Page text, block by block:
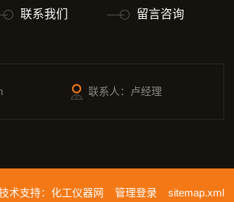
联系我们 留言咨询
联系人：卢经理
术支持： 化工仪器网 管理登录 sitemap.xml